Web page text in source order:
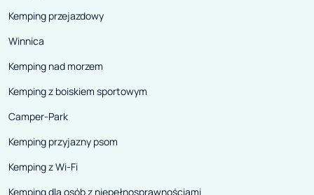
Kemping przejazdowy
Winnica
Kemping nad morzem
Kemping z boiskiem sportowym
Camper-Park
Kemping przyjazny psom
Kemping z Wi-Fi
Kemping dla osób z niepełnosprawnościami